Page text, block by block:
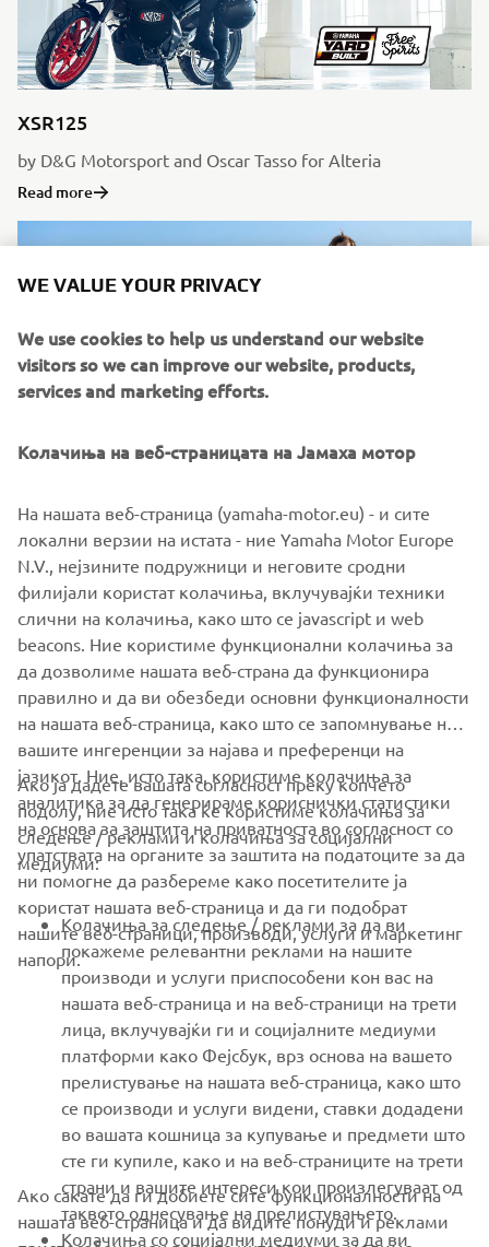
XSR125
by D&G Motorsport and Oscar Tasso for Alteria
Read more
XSR125
by Nikolas Plytas
Read more
XSR125 PRODUCTION MODEL
CORPORATE
FOR BUSINESS
MORE YAMAHA
SUPPORT
NEWSLETTER
Be the first one to learn about latest deals, special events, new
releases and much more
WE VALUE YOUR PRIVACY
We use cookies to help us understand our website
visitors so we can improve our website, products,
services and marketing efforts.
Колачиња на веб-страницата на Јамаха мотор
На нашата веб-страница (yamaha-motor.eu) - и сите
локални верзии на истата - ние Yamaha Motor Europe
N.V., нејзините подружници и неговите сродни
филијали користат колачиња, вклучувајќи техники
слични на колачиња, како што се javascript и web
beacons. Ние користиме функционални колачиња за
да дозволиме нашата веб-страна да функционира
правилно и да ви обезбеди основни функционалности
на нашата веб-страница, како што се запомнување на
вашите ингеренции за најава и преференци на
јазикот. Ние, исто така, користиме колачиња за
аналитика за да генерираме кориснички статистики
на основа за заштита на приватноста во согласност со
упатствата на органите за заштита на податоците за да
ни помогне да разбереме како посетителите ја
користат нашата веб-страница и да ги подобрат
нашите веб-страници, производи, услуги и маркетинг
напори.
Ако ја дадете вашата согласност преку копчето
подолу, ние исто така ќе користиме колачиња за
следење / реклами и колачиња за социјални
медиуми:
Колачиња за следење / реклами за да ви
покажеме релевантни реклами на нашите
производи и услуги приспособени кон вас на
нашата веб-страница и на веб-страници на трети
лица, вклучувајќи ги и социјалните медиуми
платформи како Фејсбук, врз основа на вашето
прелистување на нашата веб-страница, како што
се производи и услуги видени, ставки додадени
во вашата кошница за купување и предмети што
сте ги купиле, како и на веб-страниците на трети
страни и вашите интереси кои произлегуваат од
таквото однесување на прелистувањето.
Колачиња со социјални медиуми за да ви
Ако сакате да ги добиете сите функционалности на
нашата веб-страница и да видите понуди и реклами